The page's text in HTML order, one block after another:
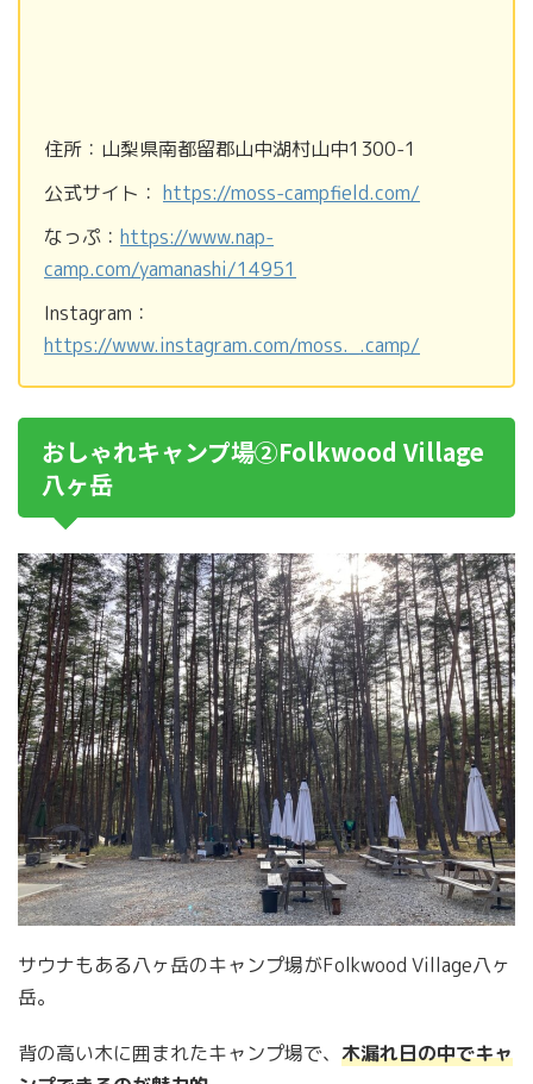
住所：山梨県南都留郡山中湖村山中1300-1
公式サイト： https://moss-campfield.com/
なっぷ： https://www.nap-
camp.com/yamanashi/14951
Instagram：
https://www.instagram.com/moss._.camp/
おしゃれキャンプ場②Folkwood Village
八ヶ岳
サウナもある八ヶ岳のキャンプ場がFolkwood Village八ヶ
岳。
背の高い木に囲まれたキャンプ場で、 木漏れ日の中でキャ